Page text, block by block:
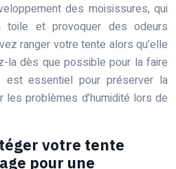
des moisissures, qui
toile et provoquer des odeurs
ranger votre tente alors qu’elle
la dès que possible pour la faire
est essentiel pour préserver la
problèmes d’humidité lors de
votre tente
pour une